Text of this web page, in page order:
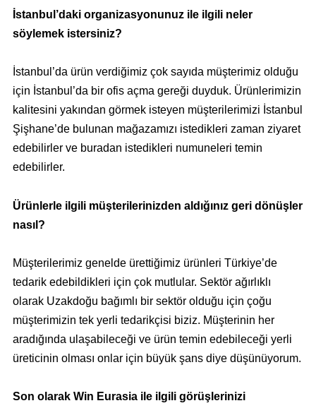
İstanbul’daki organizasyonunuz ile ilgili neler
söylemek istersiniz?
İstanbul’da ürün verdiğimiz çok sayıda müşterimiz olduğu
için İstanbul’da bir ofis açma gereği duyduk. Ürünlerimizin
kalitesini yakından görmek isteyen müşterilerimizi İstanbul
Şişhane’de bulunan mağazamızı istedikleri zaman ziyaret
edebilirler ve buradan istedikleri numuneleri temin
edebilirler.
Ürünlerle ilgili müşterilerinizden aldığınız geri dönüşler
nasıl?
Müşterilerimiz genelde ürettiğimiz ürünleri Türkiye’de
tedarik edebildikleri için çok mutlular. Sektör ağırlıklı
olarak Uzakdoğu bağımlı bir sektör olduğu için çoğu
müşterimizin tek yerli tedarikçisi biziz. Müşterinin her
aradığında ulaşabileceği ve ürün temin edebileceği yerli
üreticinin olması onlar için büyük şans diye düşünüyorum.
Son olarak Win Eurasia ile ilgili görüşlerinizi